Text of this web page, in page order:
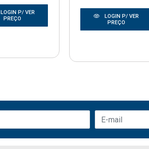
LOGIN P/ VER
PREÇO
LOGIN P/ VER
PREÇO